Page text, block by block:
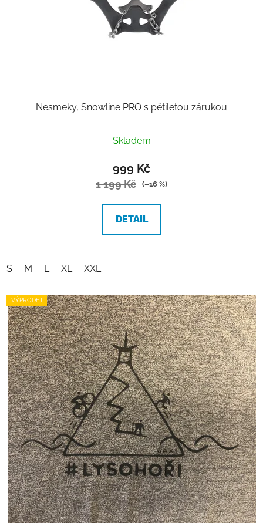
Nesmeky, Snowline PRO s pětiletou zárukou
hodnocení
produktu
je
5
Skladem
999 Kč
1 199 Kč (–16 %)
DETAIL
S M L XL XXL
VÝPRODEJ